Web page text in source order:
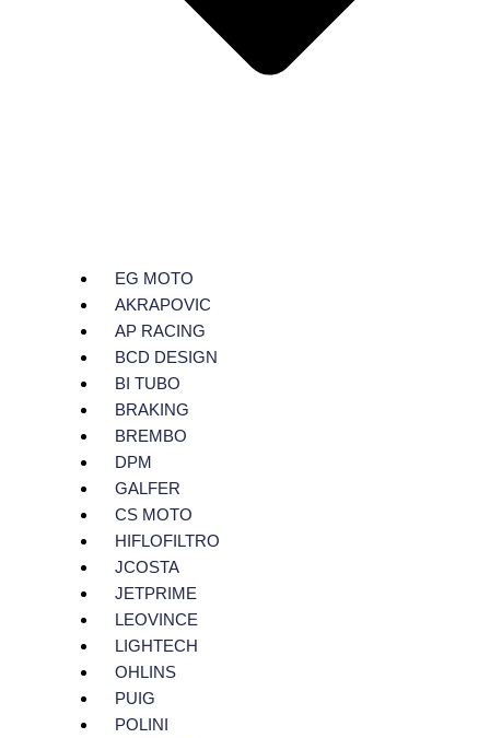
EG MOTO
AKRAPOVIC
AP RACING
BCD DESIGN
BI TUBO
BRAKING
BREMBO
DPM
GALFER
CS MOTO
HIFLOFILTRO
JCOSTA
JETPRIME
LEOVINCE
LIGHTECH
OHLINS
PUIG
POLINI